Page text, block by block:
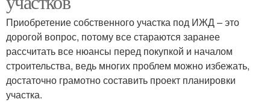
Приобретение собственного участка под ИЖД – это
дорогой вопрос, потому все стараются заранее
рассчитать все нюансы перед покупкой и началом
строительства, ведь многих проблем можно избежать,
достаточно грамотно составить проект планировки
участка.